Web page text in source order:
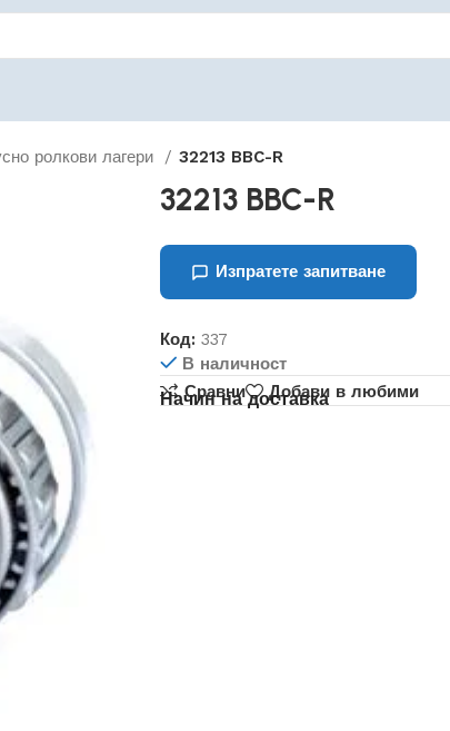
ролкови лагери 32213 BBC-R
32213 BBC-R
Изпратете запитване
Код: 337
В наличност
Сравни
Добави в любими
Начин на доставка